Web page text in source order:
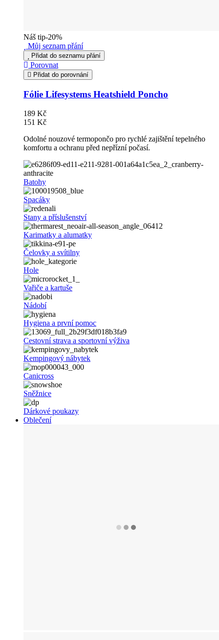
Náš tip-20%
Můj seznam přání
Přidat do seznamu přání
Porovnat
Přidat do porovnání
Fólie Lifesystems Heatshield Poncho
189 Kč
151 Kč
Odolné nouzové termopončo pro rychlé zajištění tepelného
komfortu a ochranu před nepřízní počasí.
Batohy
Spacáky
Stany a příslušenství
Karimatky a alumatky
Čelovky a svítilny
Hole
Vařiče a kartuše
Nádobí
Hygiena a první pomoc
Cestovní strava a sportovní výživa
Kempingový nábytek
Canicross
Sněžnice
Dárkové poukazy
Oblečení